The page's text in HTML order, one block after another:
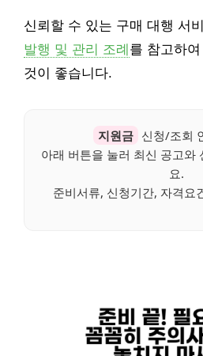
신뢰할 수 있는 구매 대행 서
발행 및 관리 조례 를 참고하
것이 좋습니다.
지원금 신청/조회
아래 버튼을 눌러 최신 공고와
요.
준비서류, 신청기간, 자격요